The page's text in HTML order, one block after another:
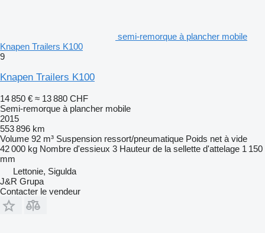
semi-remorque à plancher mobile
Knapen Trailers K100
9
Knapen Trailers K100
14 850 € ≈ 13 880 CHF
Semi-remorque à plancher mobile
2015
553 896 km
Volume 92 m³ Suspension ressort/pneumatique Poids net à vide
42 000 kg Nombre d'essieux 3 Hauteur de la sellette d'attelage 1 150
mm
Lettonie, Sigulda
J&R Grupa
Contacter le vendeur